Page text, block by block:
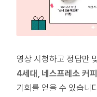
영상 시청하고 정답만
4세대, 네스프레소 커
기회를 얻을 수 있습니